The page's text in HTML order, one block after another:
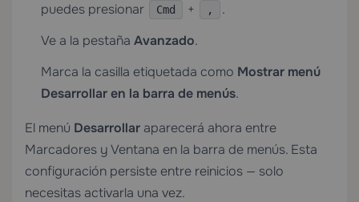
puedes presionar
Cmd + ,
.
Ve a la pestaña Avanzado.
Marca la casilla etiquetada como Mostrar menú
Desarrollar en la barra de menús.
El menú Desarrollar aparecerá ahora entre
Marcadores y Ventana en la barra de menús. Esta
configuración persiste entre reinicios — solo
necesitas activarla una vez.